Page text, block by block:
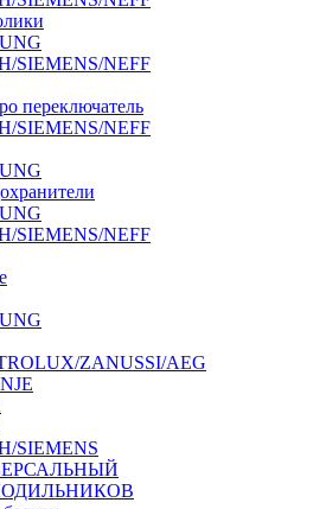
SIEMENS/NEFF
переключатель
SIEMENS/NEFF
SIEMENS/NEFF
ZANUSSI/AEG
SIEMENS